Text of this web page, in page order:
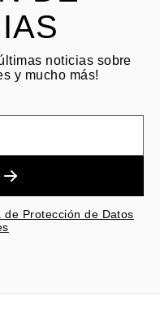
noticias sobre
y mucho más!
de Protección de Datos